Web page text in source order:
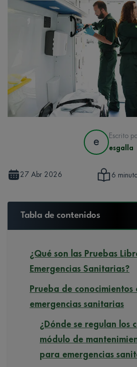
e
Escrito
esgalla
27 Abr 2026 6
Tabla de contenidos
¿Qué son las Pruebas
Emergencias Sanitarias?
Prueba de conocimientos
emergencias sanitarias
¿Dónde se regulan los
módulo de
para emergencias